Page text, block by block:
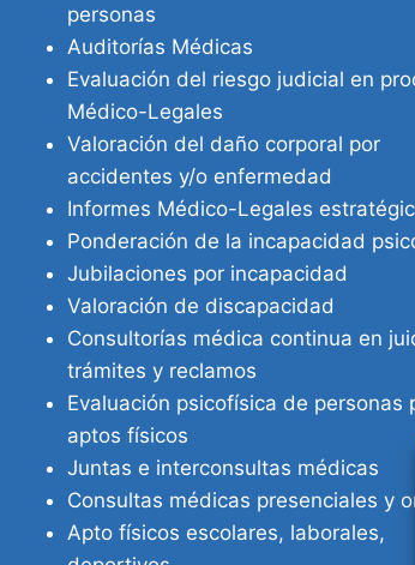
personas
Auditorías Médicas
Evaluación del riesgo judicial en
Médico-Legales
Valoración del daño corporal por
accidentes y/o enfermedad
Informes Médico-Legales
Ponderación de la incapacidad
Jubilaciones por incapacidad
Valoración de discapacidad
Consultorías médica continua en
trámites y reclamos
Evaluación psicofísica de personas
aptos físicos
Juntas e interconsultas médicas
Consultas médicas presenciales y
Apto físicos escolares, laborales,